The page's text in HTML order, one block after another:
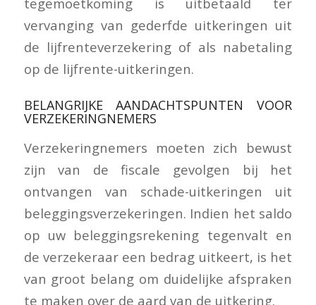
vervanging van gederfde uitkeringen uit
de lijfrenteverzekering of als nabetaling
op de lijfrente-uitkeringen.
BELANGRIJKE AANDACHTSPUNTEN VOOR
VERZEKERINGNEMERS
Verzekeringnemers moeten zich bewust
zijn van de fiscale gevolgen bij het
ontvangen van schade-uitkeringen uit
beleggingsverzekeringen. Indien het saldo
op uw beleggingsrekening tegenvalt en
de verzekeraar een bedrag uitkeert, is het
van groot belang om duidelijke afspraken
te maken over de aard van de uitkering.